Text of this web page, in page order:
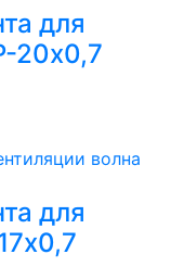
для
20х0,7
для